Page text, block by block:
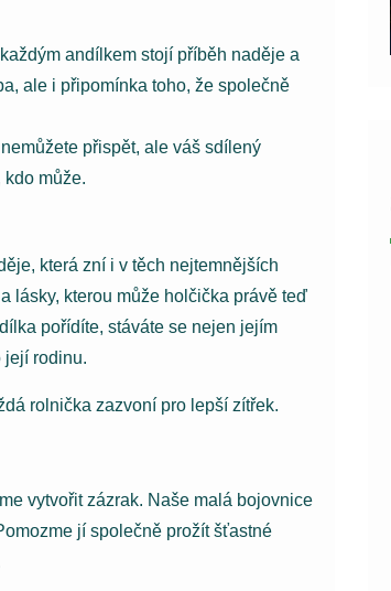
andílkem stojí příběh naděje a
ale i připomínka toho, že společně
přispět, ale váš sdílený
může.
která zní i v těch nejtemnějších
lásky, kterou může holčička právě teď
pořídíte, stáváte se nejen jejím
její rodinu.
rolnička zazvoní pro lepší zítřek.
vytvořit zázrak. Naše malá bojovnice
jí společně prožít šťastné